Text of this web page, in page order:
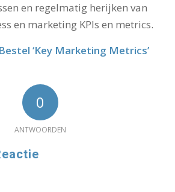
en regelmatig herijken van
en marketing KPIs en metrics.
‘Key Marketing Metrics’
0
ANTWOORDEN